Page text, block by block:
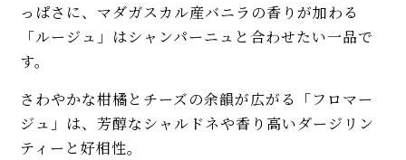
っぱさに、マダガスカル産バニラの香りが加わる
「ルージュ」はシャンパーニュと合わせたい一品で
す。
さわやかな柑橘とチーズの余韻が広がる「フロマー
ジュ」は、芳醇なシャルドネや香り高いダージリン
ティーと好相性。